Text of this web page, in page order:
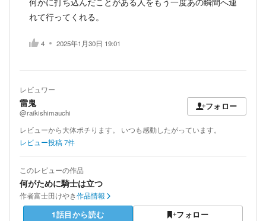
れて行ってくれる。
4 2025年1月30日 19:01
レビュワー
雷鬼
@raikishimauchi
フォロー
レビューから大体ポチります。 いつも感動したがっています。
レビュー投稿7件
このレビューの作品
何がために騎士は立つ
作者富士田けやき作品情報
1話目から読む フォロー